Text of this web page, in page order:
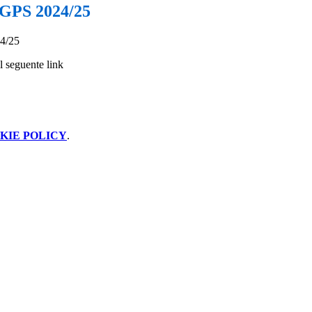
2024/25
25
seguente link
POLICY.